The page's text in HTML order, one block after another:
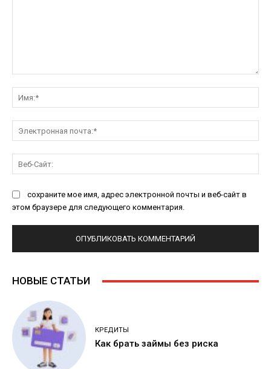
сохраните мое имя, адрес электронной почты и веб-сайт в
этом браузере для следующего комментария.
НОВЫЕ СТАТЬИ
КРЕДИТЫ
Как брать займы без риска